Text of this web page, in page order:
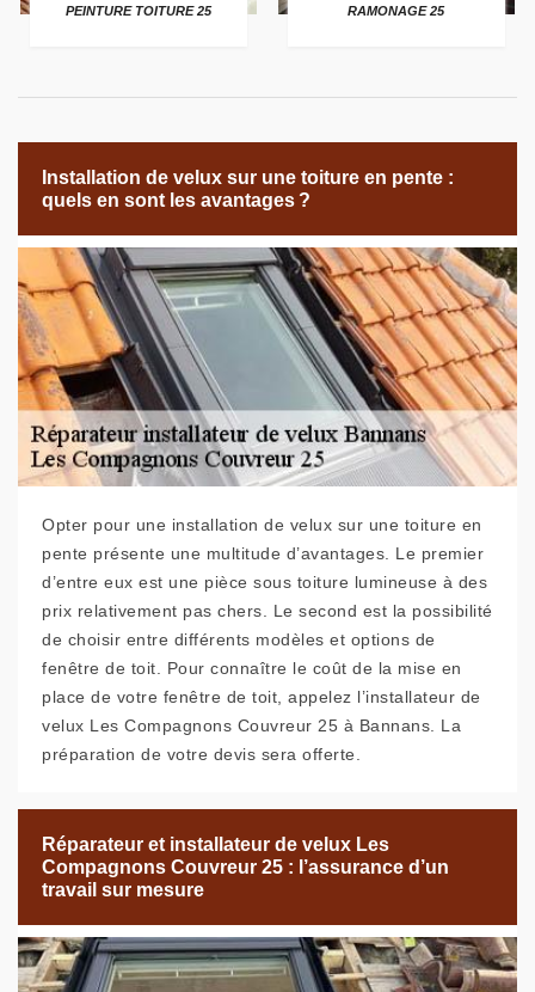
PEINTURE TOITURE 25 RAMONAGE 25
Installation de velux sur une toiture en pente :
quels en sont les avantages ?
Opter pour une installation de velux sur une toiture en
pente présente une multitude d’avantages. Le premier
d’entre eux est une pièce sous toiture lumineuse à des
prix relativement pas chers. Le second est la possibilité
de choisir entre différents modèles et options de
fenêtre de toit. Pour connaître le coût de la mise en
place de votre fenêtre de toit, appelez l’installateur de
velux Les Compagnons Couvreur 25 à Bannans. La
préparation de votre devis sera offerte.
Réparateur et installateur de velux Les
Compagnons Couvreur 25 : l’assurance d’un
travail sur mesure